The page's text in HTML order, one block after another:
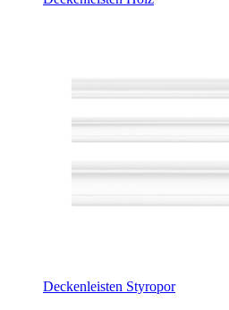
Deckenleisten Styropor